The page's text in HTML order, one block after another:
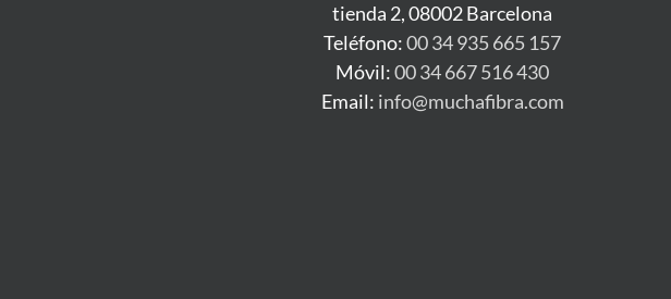
tienda 2, 08002 Barcelona
Teléfono:00 34 935 665 157
Móvil:00 34 667 516 430
Email: info@muchafibra.com